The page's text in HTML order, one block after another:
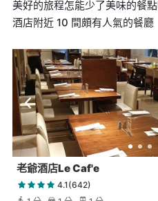
美好的旅程怎能少了美味的餐
酒店附近 10 間頗有人氣的餐廳
老爺酒店Le Caf'e
4.1(642)